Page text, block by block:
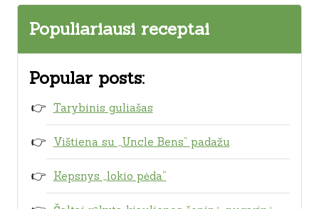
Populiariausi receptai
Popular posts:
Tarybinis guliašas
Vištiena su „Uncle Bens” padažu
Kepsnys „lokio pėda“